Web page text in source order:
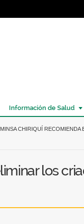
Información de Salud
CHIRIQUÍ RECOMIENDA
los